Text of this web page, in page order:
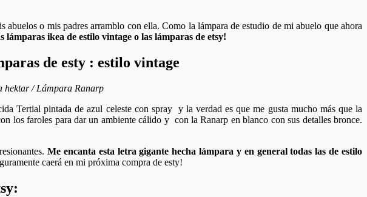
o mis padres arramblo con ella. Como la lámpara de estudio de mi abuelo que ahora
ikea de estilo vintage o las lámparas de etsy!
hektar / Lámpara Ranarp
Tertial pintada de azul celeste con spray y la verdad es que me gusta mucho más que la
los faroles para dar un ambiente cálido y con la Ranarp en blanco con sus detalles bronce.
Me encanta esta letra gigante hecha lámpara y en general todas las de estilo
caerá en mi próxima compra de esty!